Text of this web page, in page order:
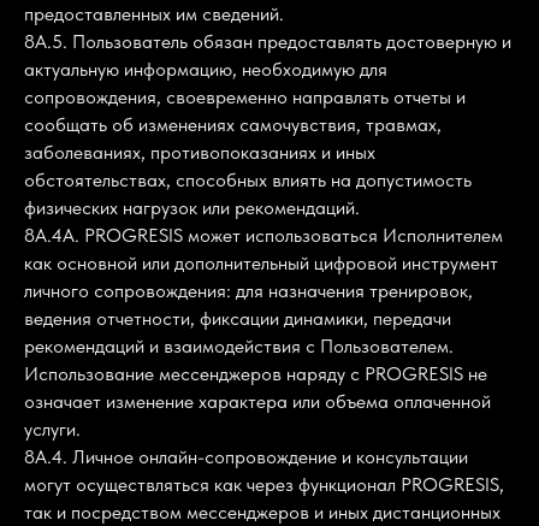
предоставленных им сведений.
8А.5. Пользователь обязан предоставлять достоверную и
актуальную информацию, необходимую для
сопровождения, своевременно направлять отчеты и
сообщать об изменениях самочувствия, травмах,
заболеваниях, противопоказаниях и иных
обстоятельствах, способных влиять на допустимость
физических нагрузок или рекомендаций.
8А.4А. PROGRESIS может использоваться Исполнителем
как основной или дополнительный цифровой инструмент
личного сопровождения: для назначения тренировок,
ведения отчетности, фиксации динамики, передачи
рекомендаций и взаимодействия с Пользователем.
Использование мессенджеров наряду с PROGRESIS не
означает изменение характера или объема оплаченной
услуги.
8А.4. Личное онлайн-сопровождение и консультации
могут осуществляться как через функционал PROGRESIS,
так и посредством мессенджеров и иных дистанционных